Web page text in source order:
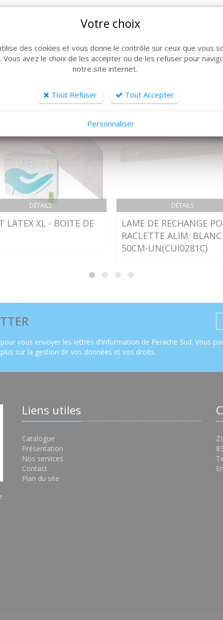
ARTICLES CONNEXES
de produits, découvrez également ces produits
DÉTAILS
LATEX XL - BOITE DE
DÉTAILS
LAME DE RECHANGE
RACLETTE ALIM. BLANC
50CM-UN(CUI0281C)
vous envoyer les lettres d'information de Perache Sud. Vous
sur la gestion de vos données et vos droits.
Liens utiles
Catalogue
Présentation
Nos services
Contact
Plan du site
Votre choix
des cookies et vous donne le contrôle sur ceux que vous
Vous avez le choix de les accepter ou de les refuser pour
notre site internet.
Tout Refuser Tout Accepter
Personnaliser